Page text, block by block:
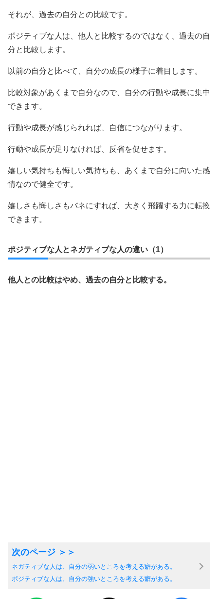
それが、過去の自分との比較です。
ポジティブな人は、他人と比較するのではなく、過去の自
分と比較します。
以前の自分と比べて、自分の成長の様子に着目します。
比較対象があくまで自分なので、自分の行動や成長に集中
できます。
行動や成長が感じられれば、自信につながります。
行動や成長が足りなければ、反省を促せます。
嬉しい気持ちも悔しい気持ちも、あくまで自分に向いた感
情なので健全です。
嬉しさも悔しさもバネにすれば、大きく飛躍する力に転換
できます。
ポジティブな人とネガティブな人の違い（1）
他人との比較はやめ、過去の自分と比較する。
ネガティブな人は、自分の弱いところを考える癖がある。
ポジティブな人は、自分の強いところを考える癖がある。